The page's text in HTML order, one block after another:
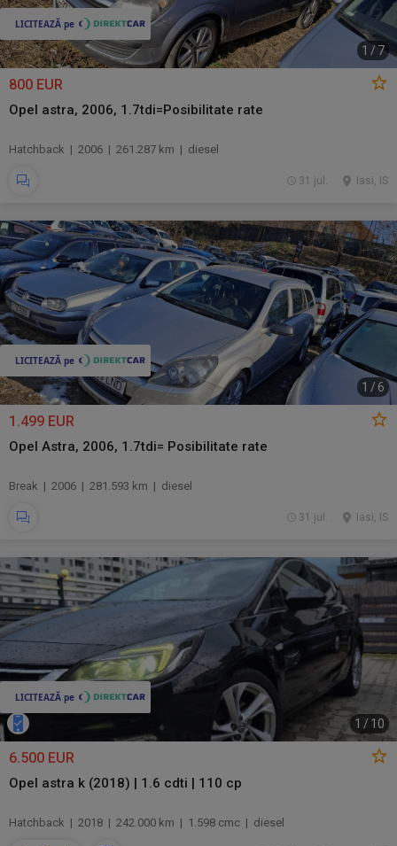
1 / 7
800 EUR
Opel astra, 2006, 1.7tdi=Posibilitate rate
Hatchback | 2006 | 261.287 km | diesel
Iasi, IS
31 jul.
1 / 6
1.499 EUR
Opel Astra, 2006, 1.7tdi= Posibilitate rate
Break | 2006 | 281.593 km | diesel
Iasi, IS
31 jul.
1 / 10
6.500 EUR
Opel astra k (2018) | 1.6 cdti | 110 cp
Hatchback | 2018 | 242.000 km | 1.598 cmc | diesel